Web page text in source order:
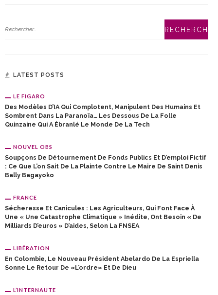
LATEST POSTS
LE FIGARO
Des Modèles D’IA Qui Complotent, Manipulent Des Humains Et
Sombrent Dans La Paranoïa… Les Dessous De La Folle
Quinzaine Qui A Ébranlé Le Monde De La Tech
NOUVEL OBS
Soupçons De Détournement De Fonds Publics Et D’emploi Fictif
: Ce Que L’on Sait De La Plainte Contre Le Maire De Saint Denis
Bally Bagayoko
FRANCE
Sécheresse Et Canicules : Les Agriculteurs, Qui Font Face À
Une « Une Catastrophe Climatique » Inédite, Ont Besoin « De
Milliards D’euros » D’aides, Selon La FNSEA
LIBÉRATION
En Colombie, Le Nouveau Président Abelardo De La Espriella
Sonne Le Retour De «l’ordre» Et De Dieu
L’INTERNAUTE